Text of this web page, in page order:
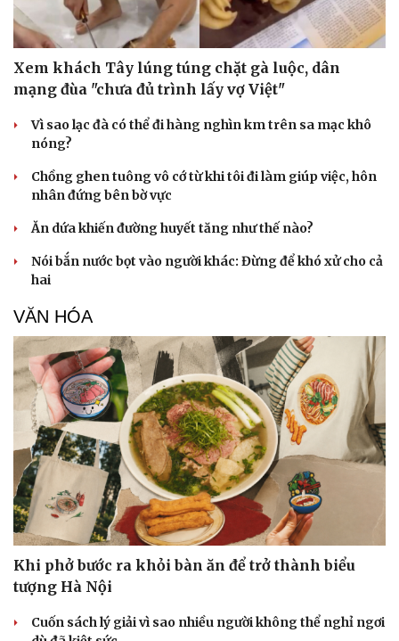
Sức khỏe
Dinh dưỡng - món ngon
Sản phụ khoa
Nhi khoa
Làm đẹp - giảm cân
Phòng mạch online
Ăn sạch sống khỏe
Đời sống
Nhà đẹp
Tình yêu - Gia đình
Xem khách Tây lúng túng chặt gà luộc, dân
mạng đùa "chưa đủ trình lấy vợ Việt"
Vì sao lạc đà có thể đi hàng nghìn km trên sa mạc khô
nóng?
Chồng ghen tuông vô cớ từ khi tôi đi làm giúp việc, hôn
nhân đứng bên bờ vực
Ăn dứa khiến đường huyết tăng như thế nào?
Nói bắn nước bọt vào người khác: Đừng để khó xử cho cả
hai
VĂN HÓA
Khi phở bước ra khỏi bàn ăn để trở thành biểu
tượng Hà Nội
Cuốn sách lý giải vì sao nhiều người không thể nghỉ ngơi